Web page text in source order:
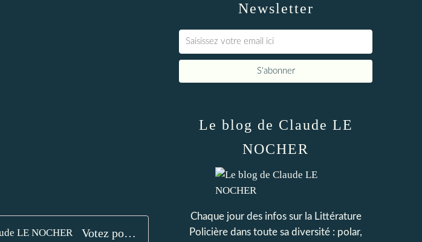
Votez pour vos auteurs favoris avec le journal Sud-Ouest - Le blog de Claude LE NOCHER
Newsletter
Le blog de Claude LE
NOCHER
Chaque jour des infos sur la Littérature
Policière dans toute sa diversité : polar,